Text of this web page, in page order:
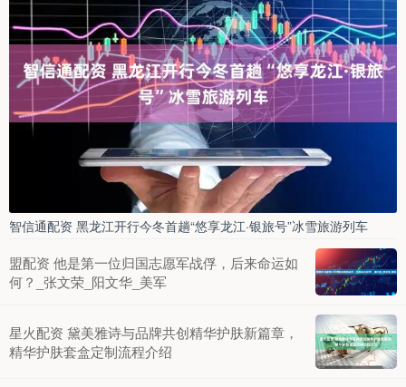
智信通配资 黑龙江开行今冬首趟“悠享龙江·银旅号”冰雪旅游列车
盟配资 他是第一位归国志愿军战俘，后来命运如
何？_张文荣_阳文华_美军
星火配资 黛美雅诗与品牌共创精华护肤新篇章，
精华护肤套盒定制流程介绍